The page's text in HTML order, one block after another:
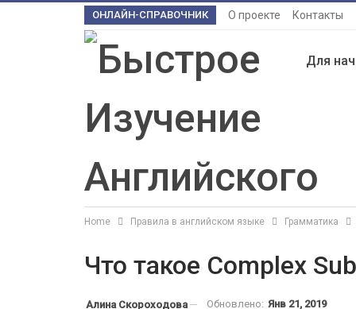
ОНЛАЙН-СПРАВОЧНИК О проекте Контакты
Для
Home Правила в английском языке Грамматика
Что такое Complex
Алина Скороходова Обновлено: Янв 21, 2019